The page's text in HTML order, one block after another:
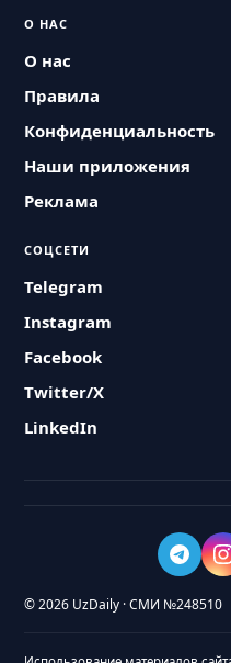
О НАС
О нас
Правила
Конфиденциальность
Наши приложения
Реклама
СОЦСЕТИ
Telegram
Instagram
Facebook
Twitter/X
LinkedIn
© 2026 UzDaily · СМИ №248510